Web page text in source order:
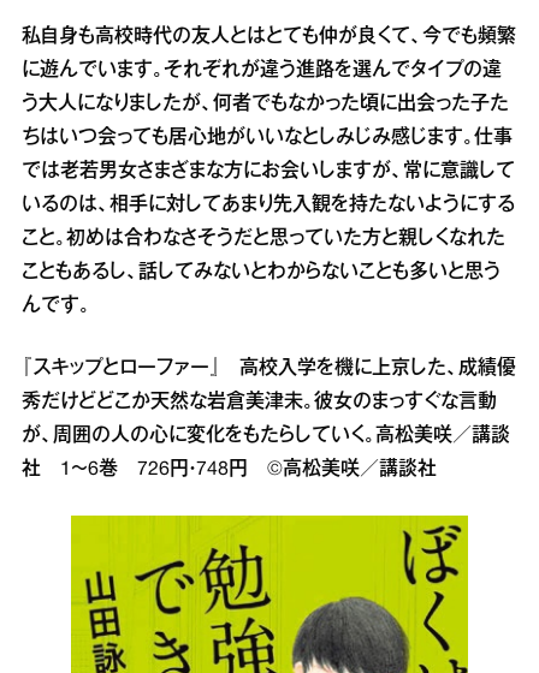
私自身も高校時代の友人とはとても仲が良くて、今でも頻繁
に遊んでいます。それぞれが違う進路を選んでタイプの違
う大人になりましたが、何者でもなかった頃に出会った子た
ちはいつ会っても居心地がいいなとしみじみ感じます。仕事
では老若男女さまざまな方にお会いしますが、常に意識して
いるのは、相手に対してあまり先入観を持たないようにする
こと。初めは合わなさそうだと思っていた方と親しくなれた
こともあるし、話してみないとわからないことも多いと思う
んです。
『スキップとローファー』 高校入学を機に上京した、成績優
秀だけどどこか天然な岩倉美津未。彼女のまっすぐな言動
が、周囲の人の心に変化をもたらしていく。高松美咲／講談
社 1～6巻 726円・748円 ©高松美咲／講談社